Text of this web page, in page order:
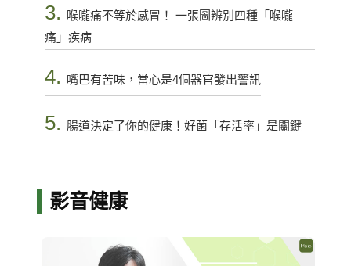
3.
喉嚨痛不等於感冒！ 一張圖辨別四種「喉嚨
痛」疾病
4. 嘴巴有苦味，當心是4個器官發出警訊
5. 腸道決定了你的健康！好菌「存活率」是關鍵
影音健康